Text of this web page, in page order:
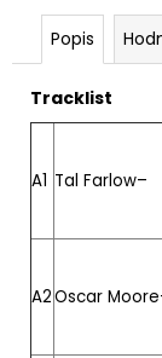
Popis
Tracklist
A1 Tal Farlow–
A2Oscar Moore
390